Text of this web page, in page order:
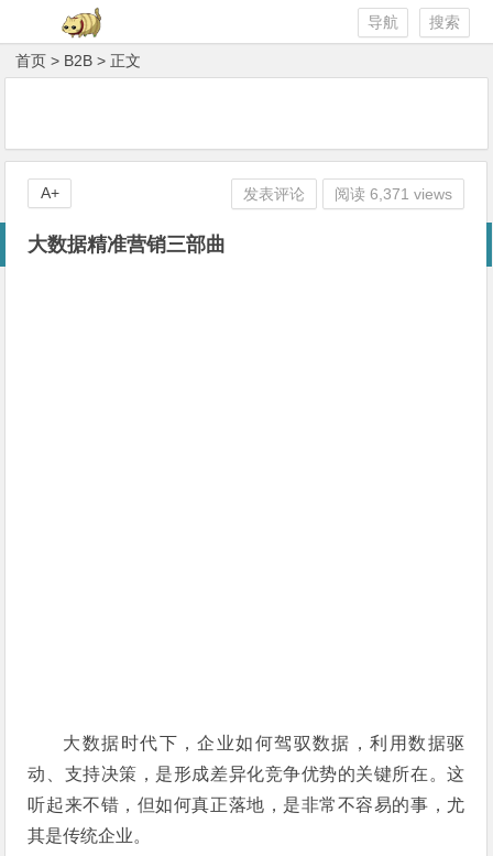
搜索
导航
首页 > B2B > 正文
大数据精准营销三部曲
大数据时代下，企业如何驾驭数据，利用数据驱
动、支持决策，是形成差异化竞争优势的关键所在。这
听起来不错，但如何真正落地，是非常不容易的事，尤
其是传统企业。
发表评论 阅读 6,371 views
A+